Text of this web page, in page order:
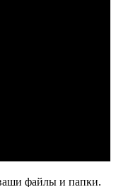
файлы и папки.